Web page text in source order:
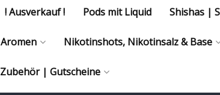
! Ausverkauf ! Pods mit Liquid Shishas |
Aromen Nikotinshots, Nikotinsalz & Base
| Gutscheine